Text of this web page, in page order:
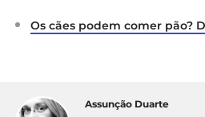
Os cães podem comer pão?
Assunção Duarte